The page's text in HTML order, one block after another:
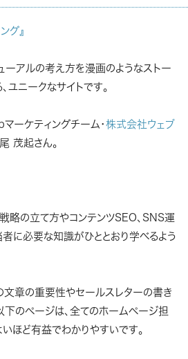
グ』
ーアルの考え方を漫画のようなストー
ユニークなサイトです。
ーケティングチーム・ 株式会社ウェブ
茂起さん。
略の立て方やコンテンツSEO、SNS運
に必要な知識がひととおり学べるよう
文章の重要性やセールスレターの書き
下のページは、全てのホームページ担
ほど有益でわかりやすいです。